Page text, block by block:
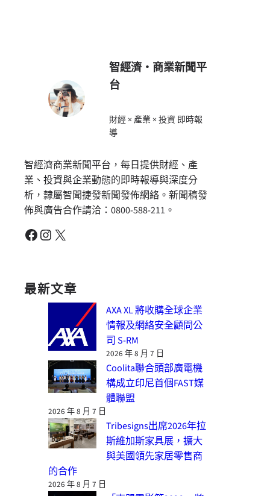
智經濟・商業新聞平
台
財經 × 產業 × 投資 即時報
導
智經濟商業新聞平台，每日提供財經、產
業、投資與企業動態的即時報導與深度分
析，隸屬智聞捷發新聞發佈網絡。新聞稿發
佈與廣告合作請洽：0800-588-211。
Facebook Instagram X
最新文章
AXA XL 將收購全球企業
情報及網絡安全顧問公
司 S-RM
2026 年 8 月 7 日
Coolita聯合頭部廣電機
構成立印尼首個FAST媒
體聯盟
2026 年 8 月 7 日
Tribesigns出席2026年拉
斯維加斯家具展，擴大
與美國領先家居零售商
的合作
2026 年 8 月 7 日